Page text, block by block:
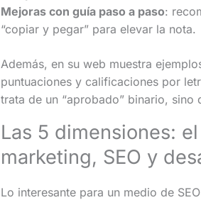
Mejoras con guía paso a paso:
“copiar y pegar” para elevar la nota.
Además, en su web muestra
puntuaciones y calificaciones por
trata de un “aprobado” binario, sino
Las 5 dimensiones:
marketing, SEO y
Lo interesante para un medio de